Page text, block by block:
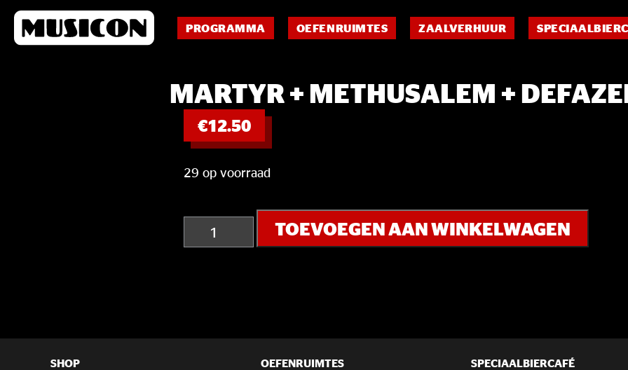
PROGRAMMA OEFENRUIMTES ZAALVERHUUR
MARTYR + METHUSALEM +
€12.50
29 op voorraad
Martyr
TOEVOEGEN AAN WINKELWAGEN
SHOP
OEFENRUIMTES SPECIAALBIERCAFÉ